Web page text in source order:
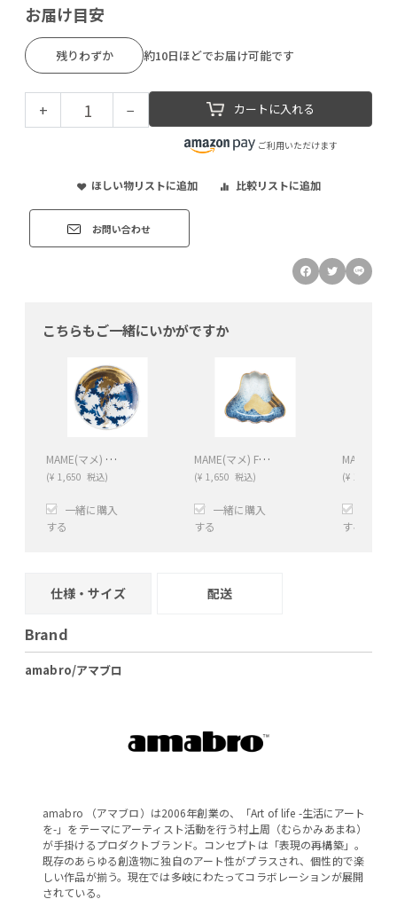
お届け目安
残りわずか 約10日ほどでお届け可能です
+ − カートに入れる
ご利用いただけます
ほしい物リストに追加 比較リストに追加
お問い合わせ
こちらもご一緒にいかがですか
MAME(マメ) Momijisara(モミジサラ）
(¥ 1,650 税込)
一緒に購入
する
MAME(マメ) Fukisumi fuji katasara(フキスミ フジ カタサラ)
(¥ 1,650 税込)
一緒に購入
する
(¥
する
仕様・サイズ 配送
Brand
amabro/アマブロ
amabro （アマブロ）は2006年創業の、「Art of life -生活にアート
を-」をテーマにアーティスト活動を行う村上周（むらかみあまね）
が手掛けるプロダクトブランド。コンセプトは「表現の再構築」。
既存のあらゆる創造物に独自のアート性がプラスされ、個性的で楽
しい作品が揃う。現在では多岐にわたってコラボレーションが展開
されている。